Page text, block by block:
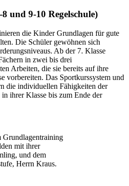
und 9-10 Regelschule)
die Kinder Grundlagen für gute
Die Schüler gewöhnen sich
Ab der 7. Klasse
in zwei bis drei
Arbeiten, die sie bereits auf ihre
vorbereiten. Das Sportkurssystem und
die individuellen Fähigkeiten der
ihrer Klasse bis zum Ende der
Grundlagentraining
mit ihrer
und dem
Herrn Kraus.